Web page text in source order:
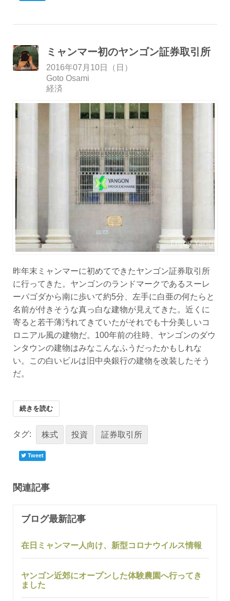
ミャンマー初のヤンゴン証券取引所
2016年07月10日（日）
Goto Osami
経済
昨年末ミャンマーに初めてできたヤンゴン証券取引所
に行ってきた。ヤンゴンのランドマークであるスーレ
ーパゴダから南に歩いて約5分、左手に白亜の何たらと
名前が付きそうな真っ白な建物が見えてきた。近くに
寄ると若干薄汚れてきていたがそれでも十分美しいコ
ロニアル風の建物だ。100年前の往時、ヤンゴンのダウ
ンタウンの建物はみなこんなふうだったかもしれな
い。この白いビルは旧中央銀行の建物を改装したそう
だ。
続きを読む
タグ: 株式 投資 証券取引所
Tweet
関連記事
ブログ最新記事
在日ミャンマー人向け、新型コロナウイルス情報
ヤンゴン近郊にオープンした体験農園へ行ってき
ました